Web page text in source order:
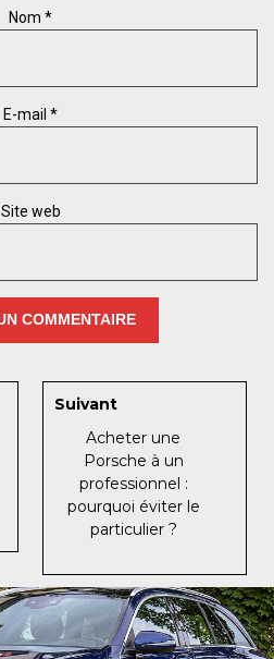
Nom *
E-mail *
Site web
Suivant
Acheter une
Porsche à un
professionnel :
pourquoi éviter le
particulier ?